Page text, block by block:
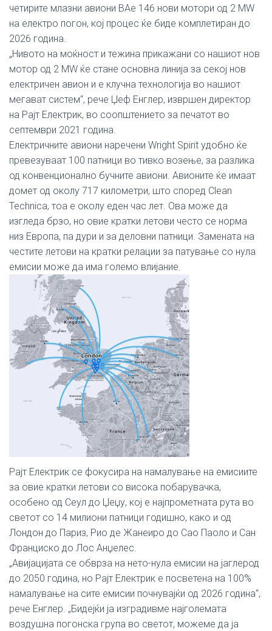
четирите млазни авиони BAe 146 нови мотори од 2 MW
на електро погон, кој процес ќе биде комплетиран до
2026 година.
„Нивото на моќност и тежина прикажани со нашиот нов
мотор од 2 MW ќе стане основна линија за секој нов
електричен авион и е клучна технологија во нашиот
мегават систем“, рече Џеф Енглер, извршен директор
на Рајт Електрик, во соопштението за печатот во
септември 2021 година.
Електричните авиони наречени Wright Spirit удобно ќе
превезуваат 100 патници во тивко возење, за разлика
од конвенционално бучните авиони. Авионите ќе имаат
домет од околу 717 километри, што според Clean
Technica, тоа е околу еден час лет. Ова може да
изгледа брзо, но овие кратки летови често се норма
низ Европа, па дури и за деловни патници. Замената на
честите летови на кратки релации за патување со нула
емисии може да има големо влијание.
Рајт Електрик се фокусира на намалување на емисиите
за овие кратки летови со висока побарувачка,
особено од Сеул до Џеџу, кој е најпрометната рута во
светот со 14 милиони патници годишно, како и од
Лондон до Париз, Рио де Жанеиро до Сао Паоло и Сан
Франциско до Лос Анџелес.
„Авијацијата се обврза на нето-нула емисии на јаглерод
до 2050 година, но Рајт Електрик е посветена на 100%
намалување на сите емисии почнувајќи од 2026 година“,
рече Енглер. „Бидејќи ја изградивме најголемата
воздушна погонска група во светот, можеме да ја